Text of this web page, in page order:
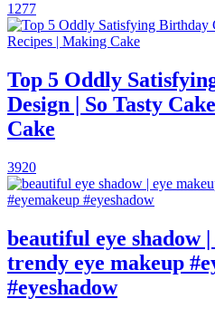
1277
Top 5 Oddly
Design | So Tasty
Cake
3920
beautiful eye shadow
trendy eye makeup
#eyeshadow